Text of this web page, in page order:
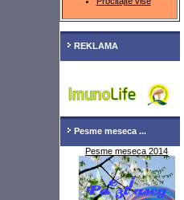
REKLAMA
Pesme meseca ...
Pesme meseca 2014